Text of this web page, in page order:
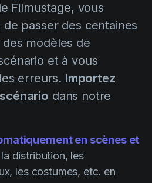
Filmustage, vous
passer des centaines
modèles de
et à vous
erreurs. Importez
dans notre
en scènes et
distribution, les
les costumes, etc. en